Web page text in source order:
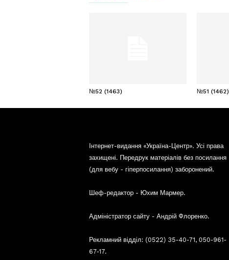
№52 (1463) №51 (1462)
Інтернет-видання «Україна-Центр». Усі права
захищені. Передрук матеріалів без посилання
(для вебу - гіперпосилання) заборонений.
Шеф-редактор - Юхим Мармер.
Адміністратор сайту - Андрій Флоренко.
Рекламний відділ: (0522) 35-40-71, 050-961-
67-17.